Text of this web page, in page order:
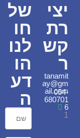
יצי
רת
קש
ר
tanamit
ay@gm
ail.com
054-
680701
6
1
של
חו
לנו
הו
דע
ה